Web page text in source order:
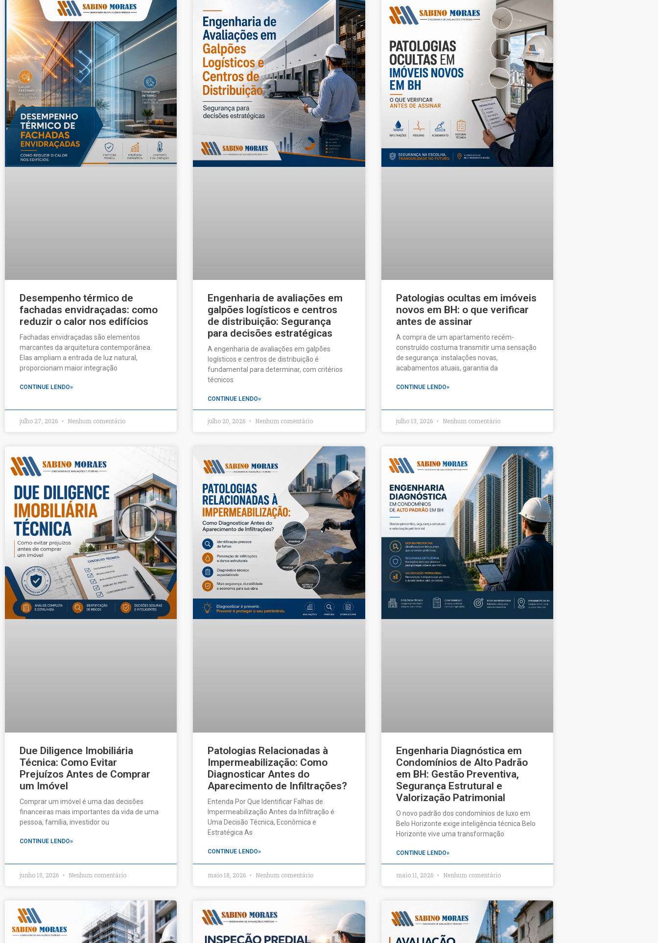
Desempenho térmico de
fachadas envidraçadas: como
reduzir o calor nos edifícios
Fachadas envidraçadas são elementos
marcantes da arquitetura contemporânea.
Elas ampliam a entrada de luz natural,
proporcionam maior integração
CONTINUE LENDO»
julho 27, 2026 Nenhum comentário
Engenharia de avaliações em
galpões logísticos e centros
de distribuição: Segurança
para decisões estratégicas
A engenharia de avaliações em galpões
logísticos e centros de distribuição é
fundamental para determinar, com critérios
técnicos
CONTINUE LENDO»
julho 20, 2026 Nenhum comentário
Patologias ocultas em imóveis
novos em BH: o que verificar
antes de assinar
A compra de um apartamento recém-
construído costuma transmitir uma sensação
de segurança: instalações novas,
acabamentos atuais, garantia da
CONTINUE LENDO»
julho 13, 2026 Nenhum comentário
Due Diligence Imobiliária
Técnica: Como Evitar
Prejuízos Antes de Comprar
um Imóvel
Comprar um imóvel é uma das decisões
financeiras mais importantes da vida de uma
pessoa, família, investidor ou
CONTINUE LENDO»
junho 15, 2026 Nenhum comentário
Patologias Relacionadas à
Impermeabilização: Como
Diagnosticar Antes do
Aparecimento de Infiltrações?
Entenda Por Que Identificar Falhas de
Impermeabilização Antes da Infiltração é
Uma Decisão Técnica, Econômica e
Estratégica As
CONTINUE LENDO»
maio 18, 2026 Nenhum comentário
Engenharia Diagnóstica em
Condomínios de Alto Padrão
em BH: Gestão Preventiva,
Segurança Estrutural e
Valorização Patrimonial
O novo padrão dos condomínios de luxo em
Belo Horizonte exige inteligência técnica Belo
Horizonte vive uma transformação
CONTINUE LENDO»
maio 11, 2026 Nenhum comentário